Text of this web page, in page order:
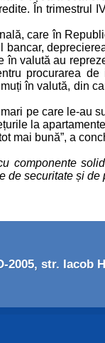
În trimestrul
care în
valută au
procurarea
în valută, din
pe care le-au
la
mai bună”, a
componente
de securitate și de
2005, str. Iacob